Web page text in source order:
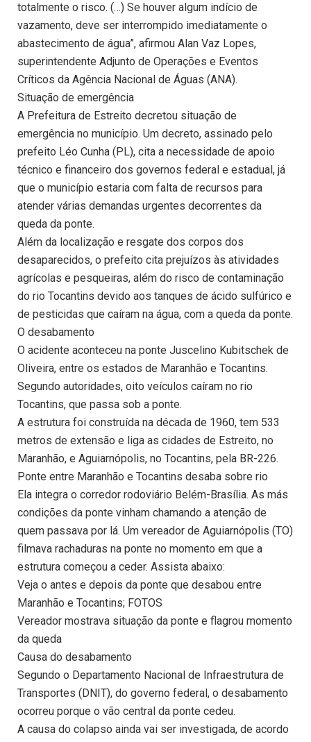
totalmente o risco. (…) Se houver algum indício de
vazamento, deve ser interrompido imediatamente o
abastecimento de água”, afirmou Alan Vaz Lopes,
superintendente Adjunto de Operações e Eventos
Críticos da Agência Nacional de Águas (ANA).
Situação de emergência
A Prefeitura de Estreito decretou situação de
emergência no município. Um decreto, assinado pelo
prefeito Léo Cunha (PL), cita a necessidade de apoio
técnico e financeiro dos governos federal e estadual, já
que o município estaria com falta de recursos para
atender várias demandas urgentes decorrentes da
queda da ponte.
Além da localização e resgate dos corpos dos
desaparecidos, o prefeito cita prejuízos às atividades
agrícolas e pesqueiras, além do risco de contaminação
do rio Tocantins devido aos tanques de ácido sulfúrico e
de pesticidas que caíram na água, com a queda da ponte.
O desabamento
O acidente aconteceu na ponte Juscelino Kubitschek de
Oliveira, entre os estados de Maranhão e Tocantins.
Segundo autoridades, oito veículos caíram no rio
Tocantins, que passa sob a ponte.
A estrutura foi construída na década de 1960, tem 533
metros de extensão e liga as cidades de Estreito, no
Maranhão, e Aguiarnópolis, no Tocantins, pela BR-226.
Ponte entre Maranhão e Tocantins desaba sobre rio
Ela integra o corredor rodoviário Belém-Brasília. As más
condições da ponte vinham chamando a atenção de
quem passava por lá. Um vereador de Aguiarnópolis (TO)
filmava rachaduras na ponte no momento em que a
estrutura começou a ceder. Assista abaixo:
Veja o antes e depois da ponte que desabou entre
Maranhão e Tocantins; FOTOS
Vereador mostrava situação da ponte e flagrou momento
da queda
Causa do desabamento
Segundo o Departamento Nacional de Infraestrutura de
Transportes (DNIT), do governo federal, o desabamento
ocorreu porque o vão central da ponte cedeu.
A causa do colapso ainda vai ser investigada, de acordo